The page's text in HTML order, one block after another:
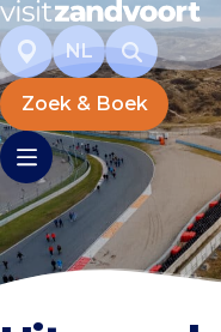
NL
Zoek & Boek